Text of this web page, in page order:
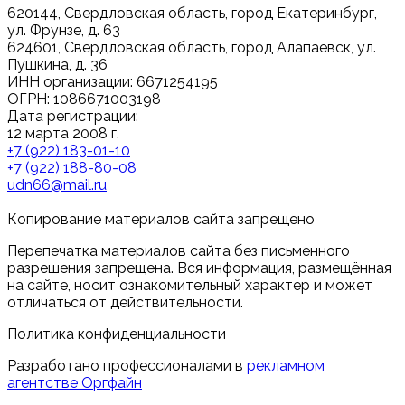
620144, Свердловская область, город Екатеринбург,
ул. Фрунзе, д. 63
624601, Свердловская область, город Алапаевск, ул.
Пушкина, д. 36
ИНН организации: 6671254195
ОГРН: 1086671003198
Дата регистрации:
12 марта 2008 г.
+7 (922) 183-01-10
+7 (922) 188-80-08
udn66@mail.ru
Копирование материалов сайта запрещено
Перепечатка материалов сайта без письменного
разрешения запрещена. Вся информация, размещённая
на сайте, носит ознакомительный характер и может
отличаться от действительности.
Политика конфиденциальности
Разработано профессионалами в рекламном
агентстве Оргфайн